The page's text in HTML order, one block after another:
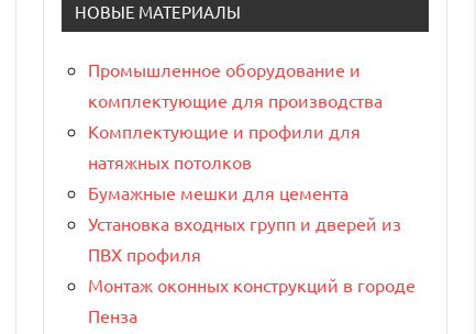
НОВЫЕ МАТЕРИАЛЫ
Промышленное оборудование и
комплектующие для производства
Комплектующие и профили для
натяжных потолков
Бумажные мешки для цемента
Установка входных групп и дверей из
ПВХ профиля
Монтаж оконных конструкций в городе
Пенза